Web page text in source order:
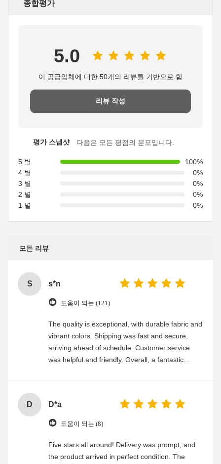
종합평가
5.0
이 공급업체에 대한 50개의 리뷰를 기반으로 함
리뷰 작성
평가 스냅샷 다음은 모든 평점의 분포입니다.
5 별
100%
4 별
0%
3 별
0%
2 별
0%
1 별
0%
모든 리뷰
S s*n
도움이 되는 (121)
The quality is exceptional, with durable fabric and
vibrant colors. Shipping was fast and secure,
arriving ahead of schedule. Customer service
was helpful and friendly. Overall, a fantastic
D D*a
도움이 되는 (8)
Five stars all around! Delivery was prompt, and
the product arrived in perfect condition. The